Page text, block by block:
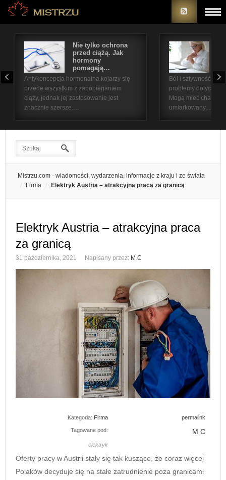
Nie tylko ochrona
przed ciążą. Jak
hormony
pomagają…
Antykoncepcja hormonalna kojarzy się
przede wszystkim z zapobieganiem
ciąży, jednak jej zastosowanie jest
znacznie szersze.…
Ból i sztywność
problemy
Mogą mieć
umiarkowany,…
Mistrzu.com - wiadomości, wydarzenia, informacje z kraju i ze świata
Firma
Elektryk Austria – atrakcyjna praca za granicą
Elektryk Austria – atrakcyjna praca
za granicą
31 października, 2021 Napisany przez: M C
Kategoria: Firma permalink
Tagowane pod:
elektryk
M C
Oferty pracy w Austrii stały się tak kuszące, że coraz więcej
Polaków decyduje się na stałe zatrudnienie poza granicami